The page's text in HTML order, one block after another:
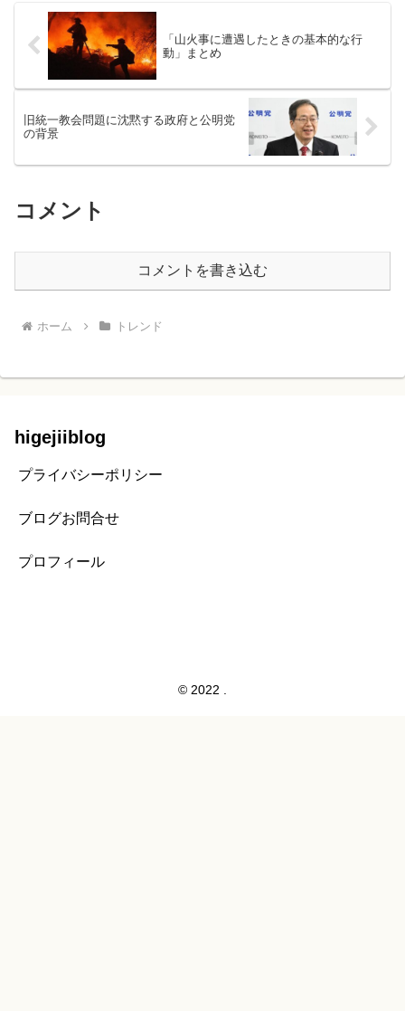
「山火事に遭遇したときの基本的な行
動」まとめ
旧統一教会問題に沈黙する政府と公明党
の背景
コメント
コメントを書き込む
ホーム トレンド
higejiiblog
プライバシーポリシー
ブログお問合せ
プロフィール
© 2022 .